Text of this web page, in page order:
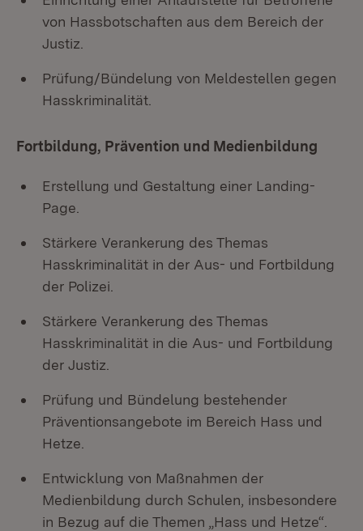
von Hassbotschaften aus dem Bereich der
Justiz.
Prüfung/Bündelung von Meldestellen gegen
Hasskriminalität.
Fortbildung, Prävention und Medienbildung
Erstellung und Gestaltung einer Landing-
Page.
Stärkere Verankerung des Themas
Hasskriminalität in der Aus- und Fortbildung
der Polizei.
Stärkere Verankerung des Themas
Hasskriminalität in die Aus- und Fortbildung
der Justiz.
Prüfung und Bündelung bestehender
Präventionsangebote im Bereich Hass und
Hetze.
Entwicklung von Maßnahmen der
Medienbildung durch Schulen, insbesondere
in Bezug auf die Themen „Hass und Hetze“.